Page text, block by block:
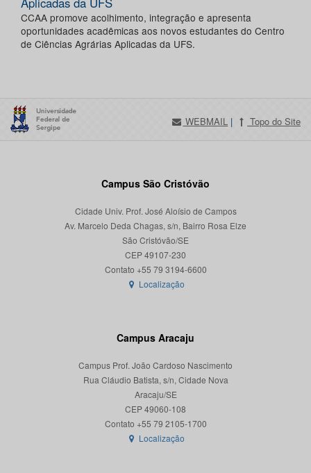
CCAA promove acolhimento, integração e apresenta
oportunidades acadêmicas aos novos estudantes do Centro
de Ciências Agrárias Aplicadas da UFS.
WEBMAIL | Topo do Site
Campus São Cristóvão
Cidade Univ. Prof. José Aloísio de Campos
Av. Marcelo Deda Chagas, s/n, Bairro Rosa Elze
São Cristóvão/SE
CEP 49107-230
Localização
Campus Aracaju
Campus Prof. João Cardoso Nascimento
Rua Cláudio Batista, s/n, Cidade Nova
Aracaju/SE
CEP 49060-108
Localização